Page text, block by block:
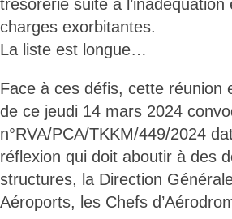
trésorerie suite à
charges exorbitantes.
La liste est longue…
Face à ces défis, cette réunion
de ce jeudi 14 mars 2024
n°RVA/PCA/TKKM/449/2024
réflexion qui doit aboutir à des
structures, la Direction
Aéroports, les Chefs